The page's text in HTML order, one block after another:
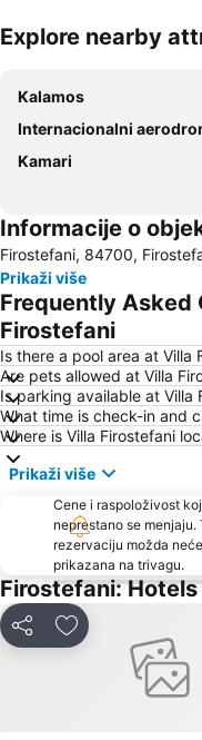
Explore nearby
Kalamos
Internacionalni aerodrom
Kamari
Informacije o
Firostefani, 84700,
Prikaži više
Frequently Asked
Firostefani
Is there a pool area at Villa
Are pets allowed at Villa
Is parking available at Villa
What time is check-in and
Where is Villa Firostefani
Prikaži više
Cene i raspoloživost
neprestano se
rezervaciju možda
prikazana na trivagu.
Firostefani:
Deli Dodati u favorite